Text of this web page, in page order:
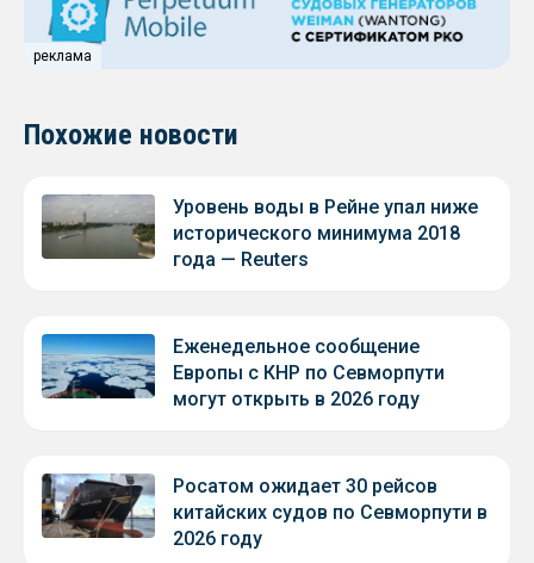
реклама
Похожие новости
Уровень воды в Рейне упал ниже
исторического минимума 2018
года — Reuters
Еженедельное сообщение
Европы с КНР по Севморпути
могут открыть в 2026 году
Росатом ожидает 30 рейсов
китайских судов по Севморпути в
2026 году